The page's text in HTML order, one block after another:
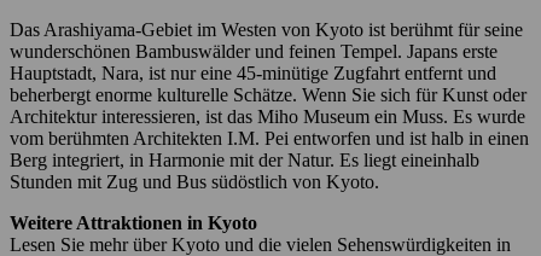
Das Arashiyama-Gebiet im Westen von Kyoto ist berühmt für seine
wunderschönen Bambuswälder und feinen Tempel. Japans erste
Hauptstadt, Nara, ist nur eine 45-minütige Zugfahrt entfernt und
beherbergt enorme kulturelle Schätze. Wenn Sie sich für Kunst oder
Architektur interessieren, ist das Miho Museum ein Muss. Es wurde
vom berühmten Architekten I.M. Pei entworfen und ist halb in einen
Berg integriert, in Harmonie mit der Natur. Es liegt eineinhalb
Stunden mit Zug und Bus südöstlich von Kyoto.
Weitere Attraktionen in Kyoto
Lesen Sie mehr über Kyoto und die vielen Sehenswürdigkeiten in